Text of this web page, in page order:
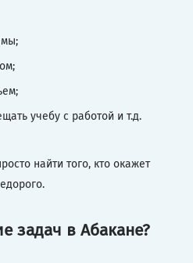
учебу с работой и т.д.
найти того, кто окажет
задач в Абакане?